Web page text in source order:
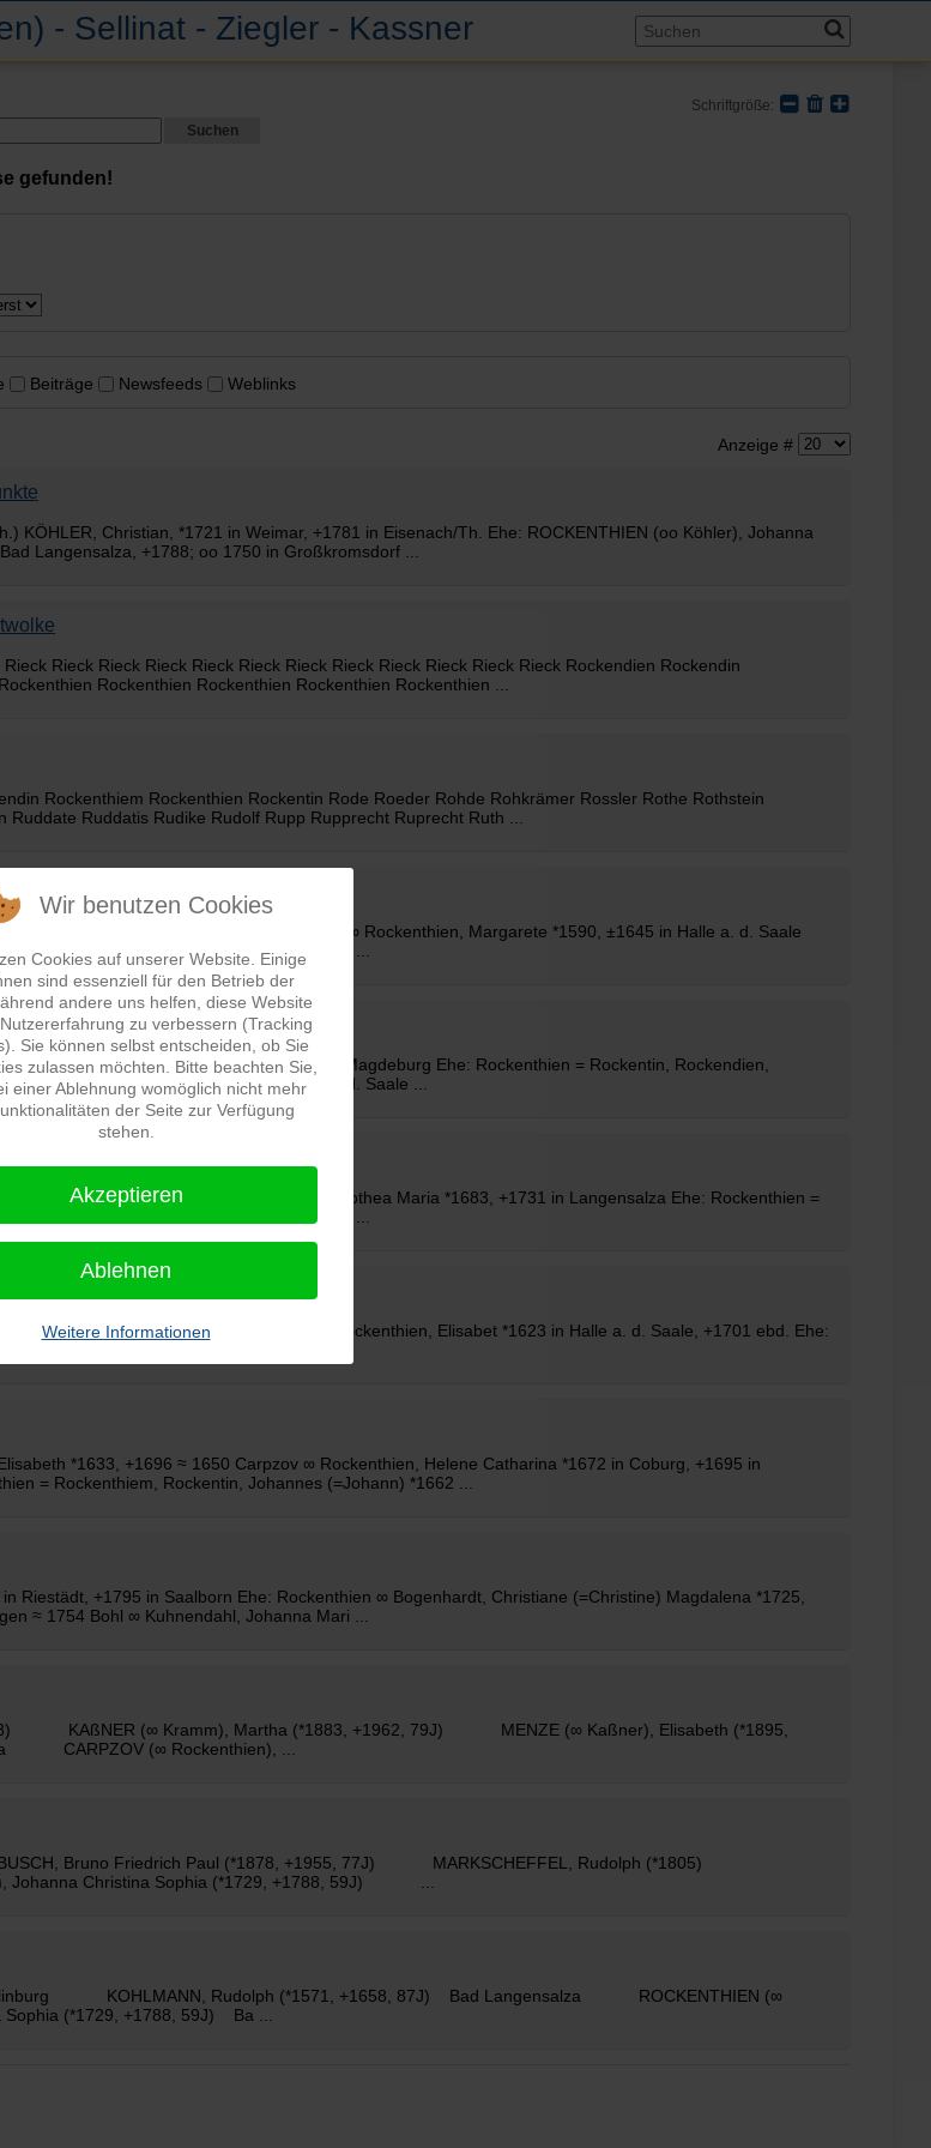
- Sellinat - Ziegler - Kassner
Schriftgröße:
Suchen
gefunden!
Beiträge Newsfeeds Weblinks
Anzeige #
KÖHLER, Christian, *1721 in Weimar, +1781 in Eisenach/Th. Ehe: ROCKENTHIEN (oo Köhler), Johanna
Langensalza, +1788; oo 1750 in Großkromsdorf ...
Rieck Rieck Rieck Rieck Rieck Rieck Rieck Rieck Rieck Rieck Rieck Rieck Rockendien Rockendin
Rockenthien Rockenthien Rockenthien Rockenthien ...
Rockenthiem Rockenthien Rockentin Rode Roeder Rohde Rohkrämer Rossler Rothe Rothstein
Ruddate Ruddatis Rudike Rudolf Rupp Rupprecht Ruprecht Ruth ...
Ehe: Dürfeld ∞ Ude, Barbara *1560 ∞... Ude ∞ Rockenthien , Margarete *1590, ±1645 in Halle a. d. Saale
Johann ~1589 in Halle a. d. Saale ≈ 1612 ...
∞Rockenthien, Maria *1625 in Magdeburg Ehe: Rockenthien = Rockentin, Rockendien,
a. d. Saale, +1661 ebd. ≈ 1646 in Halle a. d. Saale ...
ebd. ≈ 1706 Reichardt ∞
, Dorothea Maria *1683, +1731 in Langensalza Ehe: Rockenthien =
(=Johann) *1662 in Halle a. d. Saale, ...
Brandenburg, +1961 ∞... Katsch ∞ Rockenthien , Elisabet *1623 in Halle a. d. Saale, +1701 ebd. Ehe:
~1589 in Halle a. d. Saale ≈ 1646 ...
*1633, +1696 ≈ 1650 Carpzov ∞ Rockenthien , Helene Catharina *1672 in Coburg, +1695 in
= Rockenthiem, Rockentin, Johannes (=Johann) *1662 ...
Riestädt, +1795 in Saalborn Ehe: Rockenthien ∞ Bogenhardt, Christiane (=Christine) Magdalena *1725,
≈ 1754 Bohl ∞ Kuhnendahl, Johanna Mari ...
KAßNER (∞ Kramm), Martha (*1883, +1962, 79J) MENZE (∞ Kaßner), Elisabeth (*1895,
CARPZOV (∞ Rockenthien), ...
Bruno Friedrich Paul (*1878, +1955, 77J) MARKSCHEFFEL, Rudolph (*1805)
Johanna Christina Sophia (*1729, +1788, 59J) ...
KOHLMANN, Rudolph (*1571, +1658, 87J) Bad Langensalza ROCKENTHIEN (∞
Sophia (*1729, +1788, 59J) Ba ...
Wir benutzen Cookies
Cookies auf unserer Website. Einige
sind essenziell für den Betrieb der
andere uns helfen, diese Website
zu verbessern (Tracking
Sie können selbst entscheiden, ob Sie
zulassen möchten. Bitte beachten Sie,
einer Ablehnung womöglich nicht mehr
der Seite zur Verfügung
stehen.
Akzeptieren
Ablehnen
Weitere Informationen